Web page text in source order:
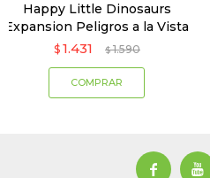
Happy Little Dinosaurs
Expansion Peligros a la Vista
$ 1.431 $ 1.590
 